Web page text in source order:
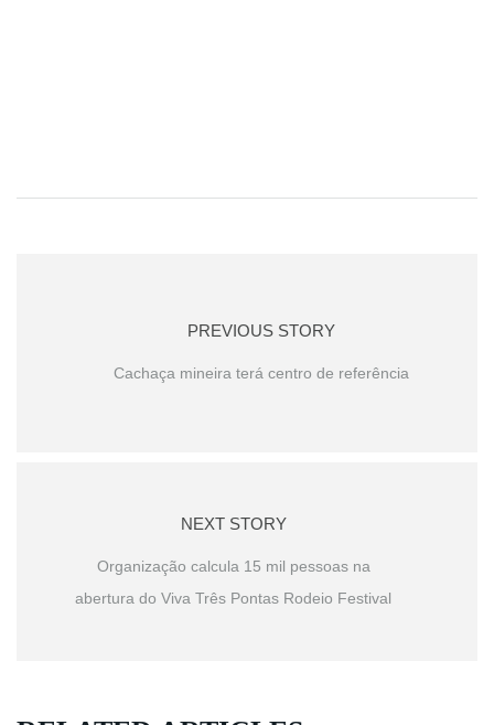
PREVIOUS STORY
Cachaça mineira terá centro de referência
NEXT STORY
Organização calcula 15 mil pessoas na
abertura do Viva Três Pontas Rodeio Festival